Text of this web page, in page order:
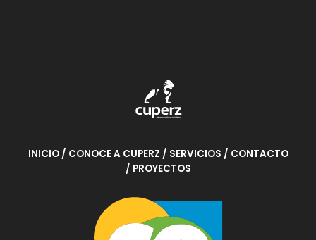
INICIO / CONOCE A CUPERZ / SERVICIOS / CONTACTO
/ PROYECTOS